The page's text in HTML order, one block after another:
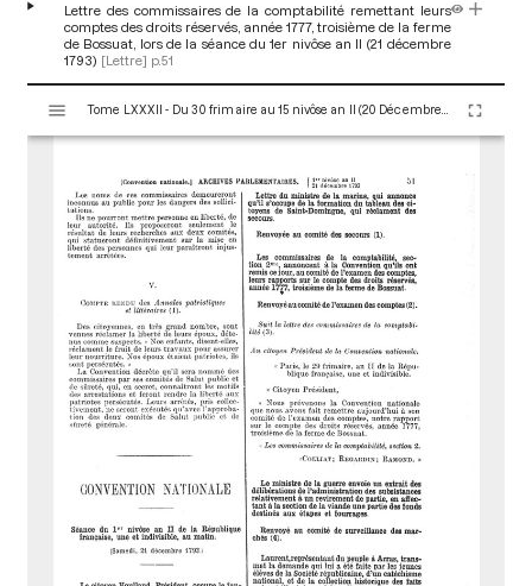
Lettre des commissaires de la comptabilité remettant leurs
comptes des droits réservés, année 1777, troisième de la ferme
de Bossuat, lors de la séance du 1er nivôse an II (21 décembre
1793) [Lettre] p.51
s